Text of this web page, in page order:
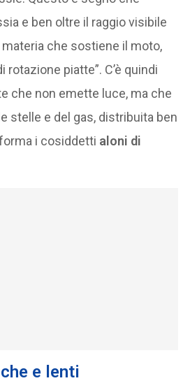
e ben oltre il raggio visibile
che sostiene il moto,
rotazione piatte”. C’è quindi
che non emette luce, ma che
stelle e del gas, distribuita ben
i cosiddetti aloni di
e lenti